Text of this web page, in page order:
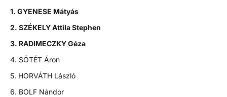
1. GYENESE Mátyás
2. SZÉKELY Attila Stephen
3. RADIMECZKY Géza
4. SÖTÉT Áron
5. HORVÁTH László
6. BOLF Nándor